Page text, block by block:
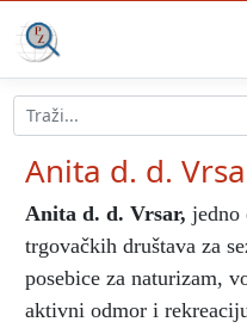
Anita d. d.
Anita d. d. Vrsar, jedno
trgovačkih društava za
posebice za naturizam,
aktivni odmor i